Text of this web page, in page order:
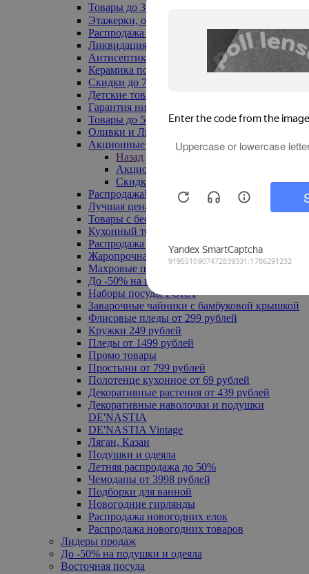
Товары до 399₽
Этажерки, обувницы
Распродажа текстиля до -50%
Ликвидация до -70%
Антисептики
Керамика по 129 руб
Скидки до 70%
Детские товары
Гарантия низкой цены
Товары до 500 руб
Оливки и Лимоны
Акционные товары
Назад
Акционные товары
Скидка 20% по промокоду
Распродажа! Ульяновск до -70%
Лучшая цена
Товары с бесплатной доставкой
Кухонный текстиль
Распродажа до -50%
Жаропрочная посуда
Махровые полотенца
До -50% на ковры
Наборы посуды FORA
Заварочные чайники с бамбуковой крышкой
Флисовые пледы от 299 рублей
Кружки 249 рублей
Пледы от 1499 рублей
Промо товары
Простыни от 799 рублей
Полотенце кухонное от 69 рублей
Декоративные растения от 439 рублей
Декоративные наволочки и подушки
DE'NASTIA
DE'NASTIA Vintage
Ляган, Казан
Подушки и одеяла
Летняя распродажа до 50%
Чемоданы от 3998 рублей
Подборки для ванной
Новогодние гирлянды
Распродажа новогодних елок
Распродажа новогодних товаров
Лидеры продаж
До -50% на подушки и одеяла
Восточная посуда